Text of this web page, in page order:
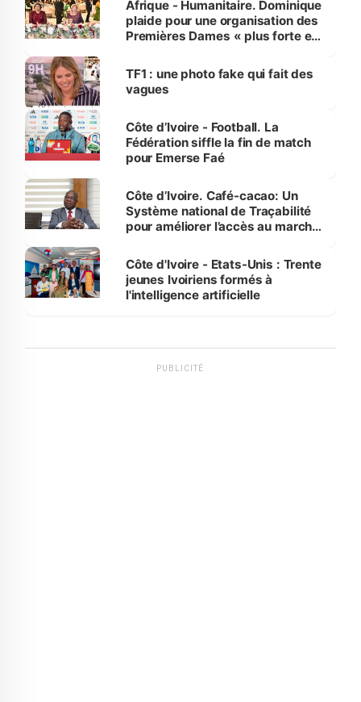
Afrique - Humanitaire. Dominique
plaide pour une organisation des
Premières Dames « plus forte et
sur la scène internationale »
TF1 : une photo fake qui fait des
vagues
Côte d’Ivoire - Football. La
Fédération siffle la fin de match
pour Emerse Faé
Côte d’Ivoire. Café-cacao: Un
Système national de Traçabilité
pour améliorer l’accès au marché
Côte d'Ivoire - Etats-Unis : Trente
jeunes Ivoiriens formés à
l'intelligence artificielle
PUBLICITÉ